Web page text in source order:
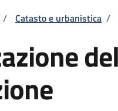
di pane
/ Catasto e urbanistica /